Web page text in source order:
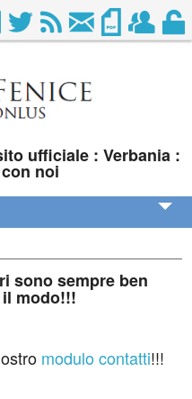
ufficiale : Verbania :
noi
sono sempre ben
modo!!!
modulo contatti!!!